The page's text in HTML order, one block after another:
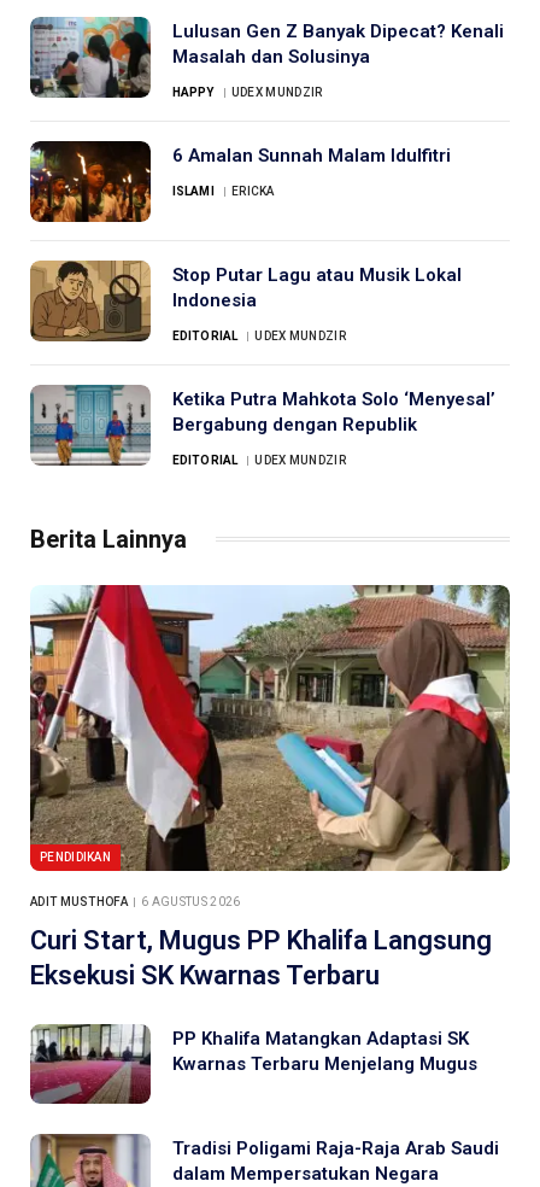
Lulusan Gen Z Banyak Dipecat? Kenali
Masalah dan Solusinya
HAPPY UDEX MUNDZIR
6 Amalan Sunnah Malam Idulfitri
ISLAMI ERICKA
Stop Putar Lagu atau Musik Lokal
Indonesia
EDITORIAL UDEX MUNDZIR
Ketika Putra Mahkota Solo ‘Menyesal’
Bergabung dengan Republik
EDITORIAL UDEX MUNDZIR
Berita Lainnya
PENDIDIKAN
ADIT MUSTHOFA 6 AGUSTUS 2026
Curi Start, Mugus PP Khalifa Langsung
Eksekusi SK Kwarnas Terbaru
PP Khalifa Matangkan Adaptasi SK
Kwarnas Terbaru Menjelang Mugus
Tradisi Poligami Raja-Raja Arab Saudi
dalam Mempersatukan Negara